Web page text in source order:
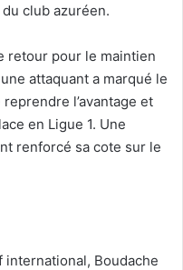
club azuréen.
retour pour le maintien
attaquant a marqué le
l’avantage et
en Ligue 1. Une
renforcé sa cote sur le
Boudache